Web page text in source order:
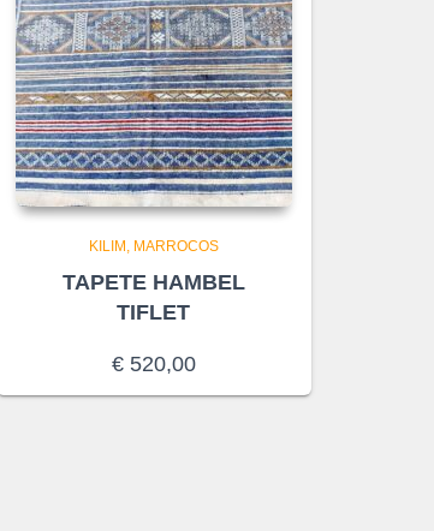
KILIM MARROCOS
TAPETE HAMBEL
TIFLET
€520,00